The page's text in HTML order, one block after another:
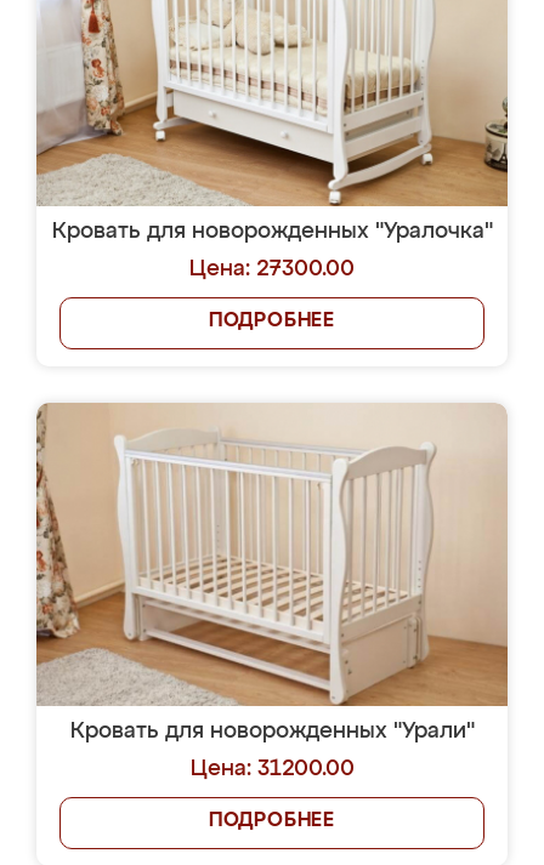
Кровать для новорожденных "Уралочка"
Цена: 27300.00
ПОДРОБНЕЕ
Кровать для новорожденных "Урали"
Цена: 31200.00
ПОДРОБНЕЕ